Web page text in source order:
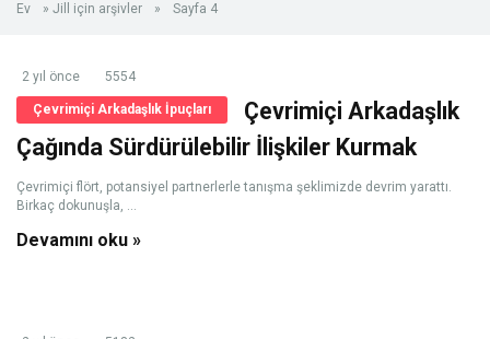
Ev » Jill için arşivler » Sayfa 4
2 yıl önce 5554
Çevrimiçi Arkadaşlık İpuçları
Çevrimiçi Arkadaşlık
Çağında Sürdürülebilir İlişkiler Kurmak
Çevrimiçi flört, potansiyel partnerlerle tanışma şeklimizde devrim yarattı.
Birkaç dokunuşla, ...
Devamını oku »